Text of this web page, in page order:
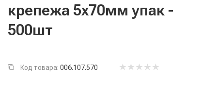
крепежа 5х70мм упак -
500шт
Код товара: 006.107.570